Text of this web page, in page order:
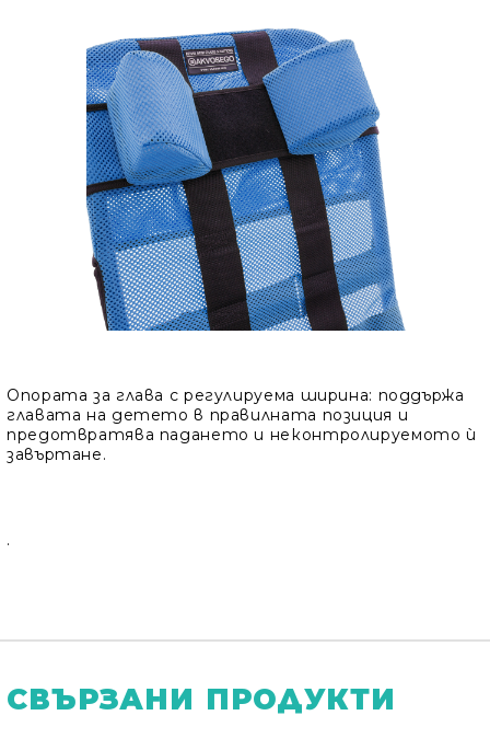
Опората за глава с регулируема ширина: поддържа
главата на детето в правилната позиция и
предотвратява падането и неконтролируемото ѝ
завъртане.
.
СВЪРЗАНИ ПРОДУКТИ